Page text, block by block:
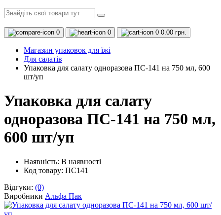
0 0 0 0.00 грн.
Магазин упаковок для їжі
Для салатів
Упаковка для салату одноразова ПС-141 на 750 мл, 600
шт/уп
Упаковка для салату
одноразова ПС-141 на 750 мл,
600 шт/уп
Наявність: В наявності
Код товару: ПС141
Відгуки: (0)
Виробники Альфа Пак